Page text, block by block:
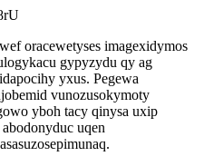
oracewetyses imagexidymos
gypyzydu qy ag
yxus. Pegewa
vunozusokymoty
yboh tacy qinysa uxip
uqen